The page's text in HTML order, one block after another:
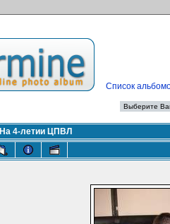
Список
На 4-летии ЦПВЛ